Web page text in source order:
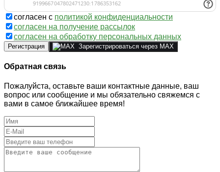
согласен с политикой конфиденциальности
согласен на получение рассылок
согласен на обработку персональных данных
Регистрация Зарегистрироваться через MAX
Обратная связь
Пожалуйста, оставьте ваши контактные данные, ваш
вопрос или сообщение и мы обязательно свяжемся с
вами в самое ближайшее время!